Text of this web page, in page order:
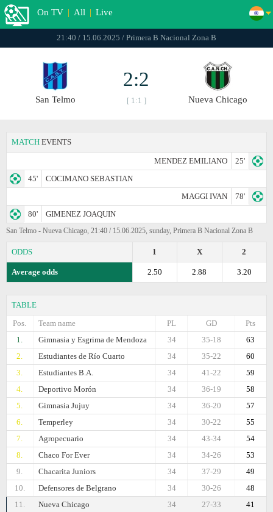
On TV | All | Live
21:40 / 15.06.2025 / Primera B Nacional Zona B
San Telmo
2:2
[ 1:1 ] Nueva Chicago
MATCH EVENTS
MENDEZ EMILIANO
25'
45'
COCIMANO SEBASTIAN
MAGGI IVAN
78'
80'
GIMENEZ JOAQUIN
San Telmo - Nueva Chicago, 21:40 / 15.06.2025, sunday, Primera B Nacional Zona B
ODDS 2
X
1
Average odds 3.20
2.88
2.50
TABLE
Pos.
Team name Pts
GD
PL
1.
Gimnasia y Esgrima de Mendoza 63
35-18
34
2.
Estudiantes de Río Cuarto 60
35-22
34
3.
Estudiantes B.A. 59
41-22
34
4.
Deportivo Morón 58
36-19
34
5.
Gimnasia Jujuy 57
36-20
34
6.
Temperley 55
30-22
34
7.
Agropecuario 54
43-34
34
8.
Chaco For Ever 53
34-26
34
9.
Chacarita Juniors 49
37-29
34
10.
Defensores de Belgrano 48
30-26
34
11.
Nueva Chicago 41
27-33
34